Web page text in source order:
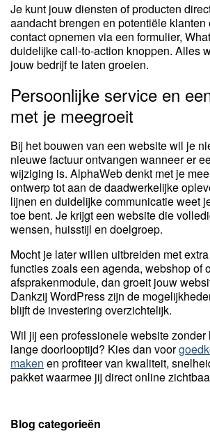
Je kunt jouw diensten of producten
aandacht brengen en potentiële
contact opnemen via een formulier,
duidelijke call-to-action knoppen. Alles
jouw bedrijf te laten groeien.
Persoonlijke service en
met je meegroeit
Bij het bouwen van een website wil je
nieuwe factuur ontvangen wanneer er
wijziging is. AlphaWeb denkt met je
ontwerp tot aan de daadwerkelijke
lijnen en duidelijke communicatie weet
toe bent. Je krijgt een website die
wensen, huisstijl en doelgroep.
Mocht je later willen uitbreiden met
functies zoals een agenda, webshop of
afsprakenmodule, dan groeit jouw
Dankzij WordPress zijn de
blijft de investering overzichtelijk.
Wil jij een professionele website zonder
lange doorlooptijd? Kies dan voor
maken en profiteer van kwaliteit,
pakket waarmee jij direct online
Blog categorieën